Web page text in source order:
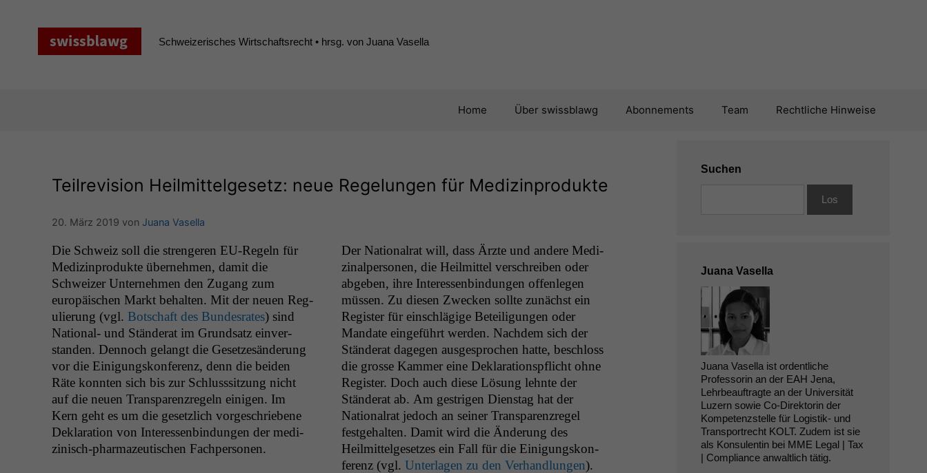
Schweizerisches Wirtschaftsrecht • hrsg. von Juana Vasella
Home Über swissblawg Abonnements Team Rechtliche Hinweise
Teilrevision Heilmittelgesetz: neue Regelungen für Medizinprodukte
20. März 2019 von Juana Vasella
Die Schweiz soll die stren­geren EU-Regeln für
Medi­z­in­pro­duk­te übernehmen, damit die
Schweiz­er Unternehmen den Zugang zum
europäis­chen Markt behal­ten. Mit der neuen Reg­
ulierung (vgl. Botschaft des Bun­desrates) sind
Nation­al- und Stän­der­at im Grund­satz ein­ver­
standen. Den­noch gelangt die Geset­zesän­derung
vor die Eini­gungskon­ferenz, denn die bei­den
Räte kon­nten sich bis zur Schlusssitzung nicht
auf die neuen Trans­paren­zregeln eini­gen. Im
Kern geht es um die geset­zlich vorgeschriebene
Dekla­ra­tion von Inter­essen­bindun­gen der medi­
zinisch-phar­mazeutis­chen Fachpersonen.
Der Nation­al­rat will, dass Ärzte und andere Medi­
z­inalper­so­n­en, die Heilmit­tel ver­schreiben oder
abgeben, ihre Inter­essen­bindun­gen offen­le­gen
müssen. Zu diesen Zweck­en sollte zunächst ein
Reg­is­ter für ein­schlägige Beteili­gun­gen oder
Man­date einge­führt wer­den. Nach­dem sich der
Stän­der­at dage­gen aus­ge­sprochen hat­te, beschloss
die grosse Kam­mer eine Dekla­ra­tionspflicht ohne
Reg­is­ter. Doch auch diese Lösung lehnte der
Stän­der­at ab. Am gestri­gen Dien­stag hat der
Nation­al­rat jedoch an sein­er Trans­paren­zregel
fest­ge­hal­ten. Damit wird die Änderung des
Heilmit­telge­set­zes ein Fall für die Eini­gungskon­
ferenz (vgl. Unter­la­gen zu den Ver­hand­lun­gen).
Suchen
Juana Vasella
Juana Vasella ist ordentliche
Professorin an der EAH Jena,
Lehrbeauftragte an der Universität
Luzern sowie Co-Direktorin der
Kompetenzstelle für Logistik- und
Transportrecht KOLT. Zudem ist sie
als Konsulentin bei MME Legal | Tax
| Compliance anwaltlich tätig.